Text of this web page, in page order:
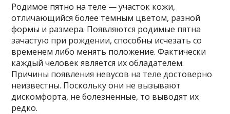
Родимое пятно на теле — участок кожи,
отличающийся более темным цветом, разной
формы и размера. Появляются родимые пятна
зачастую при рождении, способны исчезать со
временем либо менять положение. Фактически
каждый человек является их обладателем.
Причины появления невусов на теле достоверно
неизвестны. Поскольку они не вызывают
дискомфорта, не болезненные, то выводят их
редко.